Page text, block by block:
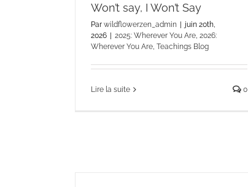
Won’t say, I Won’t Say
Par wildflowerzen_admin | juin 20th,
2026 | 2025: Wherever You Are 2026:
Wherever You Are Teachings Blog
Lire la suite 0